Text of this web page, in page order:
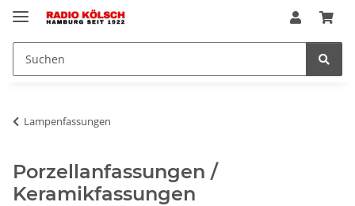
Lampenfassungen
Porzellanfassungen /
Keramikfassungen